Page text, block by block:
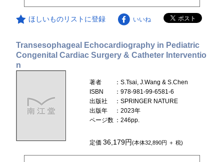
ほしいものリストに登録 いいね
Transesophageal Echocardiography in Pediatric
Congenital Cardiac Surgery & Catheter Interventio
n
著者
：S.Tsai, J.Wang & S.Chen
ISBN
：978-981-99-6581-6
出版社
：SPRINGER NATURE
出版年
：2023年
ページ数 ：246pp.
定価36,179円(本体32,890円 ＋ 税)